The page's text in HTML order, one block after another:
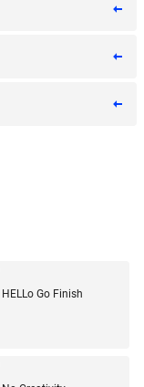
HELLo Go Finish